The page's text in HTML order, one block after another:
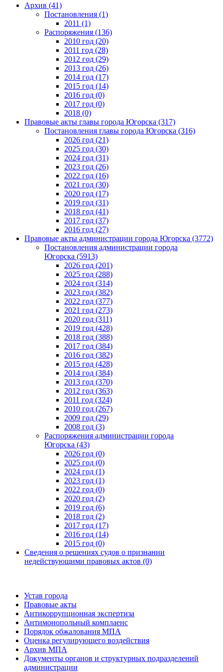
Архив (41)
Постановления (1)
2011 (1)
Распоряжения (136)
2010 год (20)
2011 год (28)
2012 год (29)
2013 год (26)
2014 год (17)
2015 год (14)
2016 год (0)
2017 год (0)
2018 (0)
Правовые акты главы города Югорска (317)
Постановления главы города Югорска (316)
2026 год (21)
2025 год (30)
2024 год (31)
2023 год (26)
2022 год (16)
2021 год (30)
2020 год (17)
2019 год (31)
2018 год (41)
2017 год (37)
2016 год (27)
Правовые акты администрации города Югорска (3772)
Постановления администрации города
Югорска (5913)
2026 год (201)
2025 год (288)
2024 год (314)
2023 год (382)
2022 год (377)
2021 год (273)
2020 год (311)
2019 год (428)
2018 год (388)
2017 год (384)
2016 год (382)
2015 год (428)
2014 год (384)
2013 год (370)
2012 год (363)
2011 год (324)
2010 год (267)
2009 год (29)
2008 год (3)
Распоряжения администрации города
Югорска (43)
2026 год (0)
2025 год (0)
2024 год (1)
2023 год (1)
2022 год (0)
2020 год (2)
2019 год (6)
2018 год (2)
2017 год (17)
2016 год (14)
2015 год (0)
Сведения о решениях судов о признании
недействующими правовых актов (0)
Устав города
Правовые акты
Антикоррупционная экспертиза
Антимонопольный комплаенс
Порядок обжалования МПА
Оценка регулирующего воздействия
Архив МПА
Документы органов и структурных подразделений
администрации